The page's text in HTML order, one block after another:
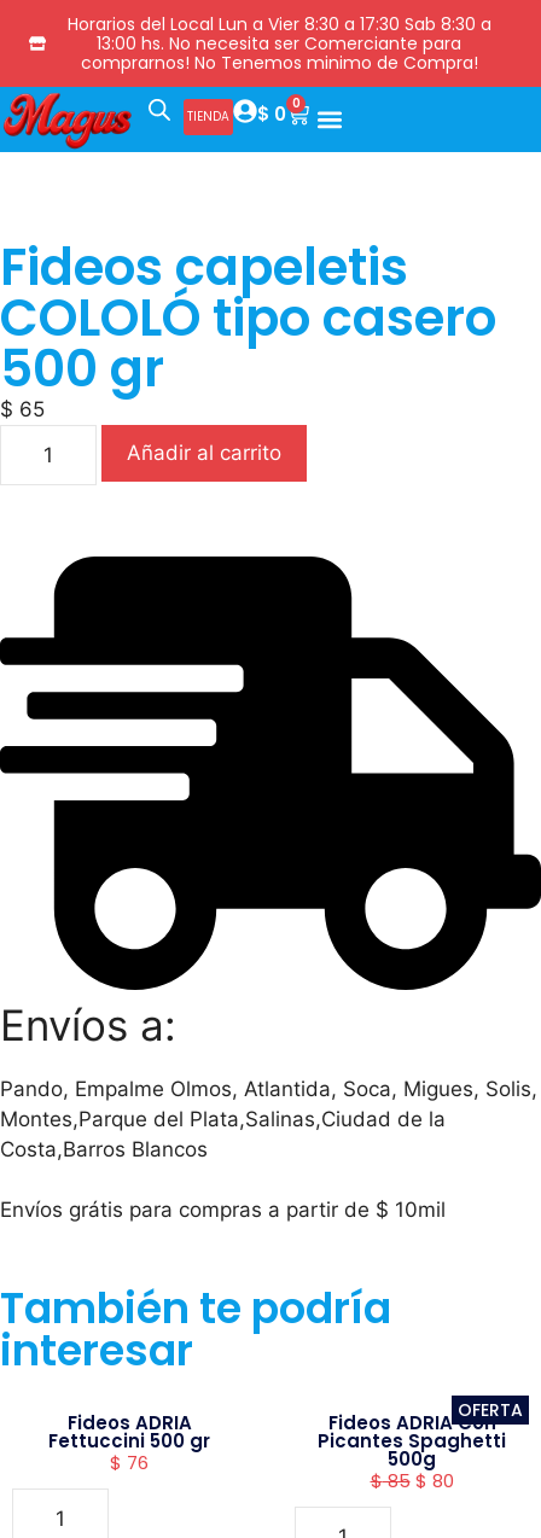
Horarios del Local Lun a Vier 8:30 a 17:30 Sab 8:30 a
13:00 hs. No necesita ser Comerciante para
comprarnos! No Tenemos minimo de Compra!
TIENDA $ 0 0
Fideos capeletis
COLOLÓ tipo casero
500 gr
$ 65
Añadir al carrito
Envíos a:
Pando, Empalme Olmos, Atlantida, Soca, Migues, Solis,
Montes,Parque del Plata,Salinas,Ciudad de la
Costa,Barros Blancos
Envíos grátis para compras a partir de $ 10mil
También te podría
interesar
Fideos ADRIA
Fettuccini 500 gr
$ 76
OFERTA
Fideos ADRIA Con
Picantes Spaghetti
500g
$85 $ 80